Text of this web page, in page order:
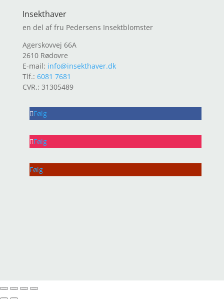
Insekthaver
en del af fru Pedersens Insektblomster
Agerskovvej 66A
2610 Rødovre
E-mail: info@insekthaver.dk
Tlf.: 6081 7681
CVR.: 31305489
Følg
Følg
Følg